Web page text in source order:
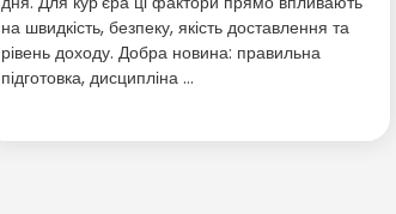
на швидкість, безпеку, якість доставлення та
рівень доходу. Добра новина: правильна
підготовка, дисципліна …